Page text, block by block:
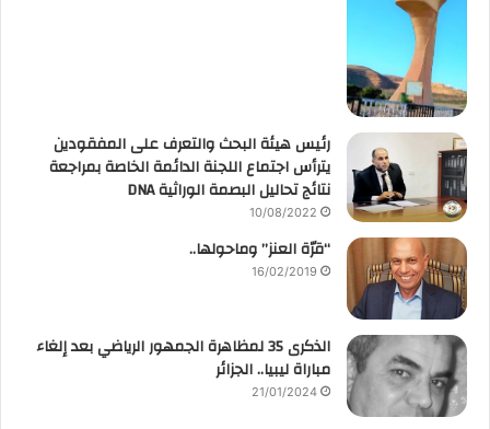
رئيس هيئة البحث والتعرف على المفقودين
يترأس اجتماع اللجنة الدائمة الخاصة بمراجعة
نتائج تحاليل البصمة الوراثية DNA
10/08/2022
“قرّة العنز” وماحولها..
16/02/2019
الذكرى 35 لمظاهرة الجمهور الرياضي بعد إلغاء
مباراة ليبيا.. الجزائر
21/01/2024